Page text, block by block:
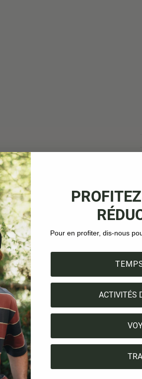
Pour en profiter, dis-nous
ACTIVITÉS